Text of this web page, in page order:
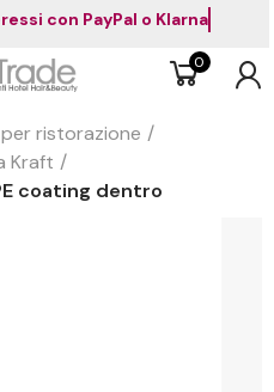
con PayPal o Klarna
0
ristorazione
Kraft
coating dentro